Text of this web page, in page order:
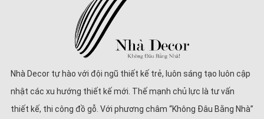
Nhà Decor tự hào với đội ngũ thiết kế trẻ, luôn sáng tạo luôn cập
nhật các xu hướng thiết kế mới. Thế mạnh chủ lực là tư vấn
thiết kế, thi công đồ gỗ. Với phương châm “Không Đâu Bằng Nhà”